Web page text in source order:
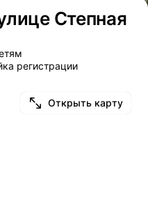
Степная
Открыть карту
регистрации